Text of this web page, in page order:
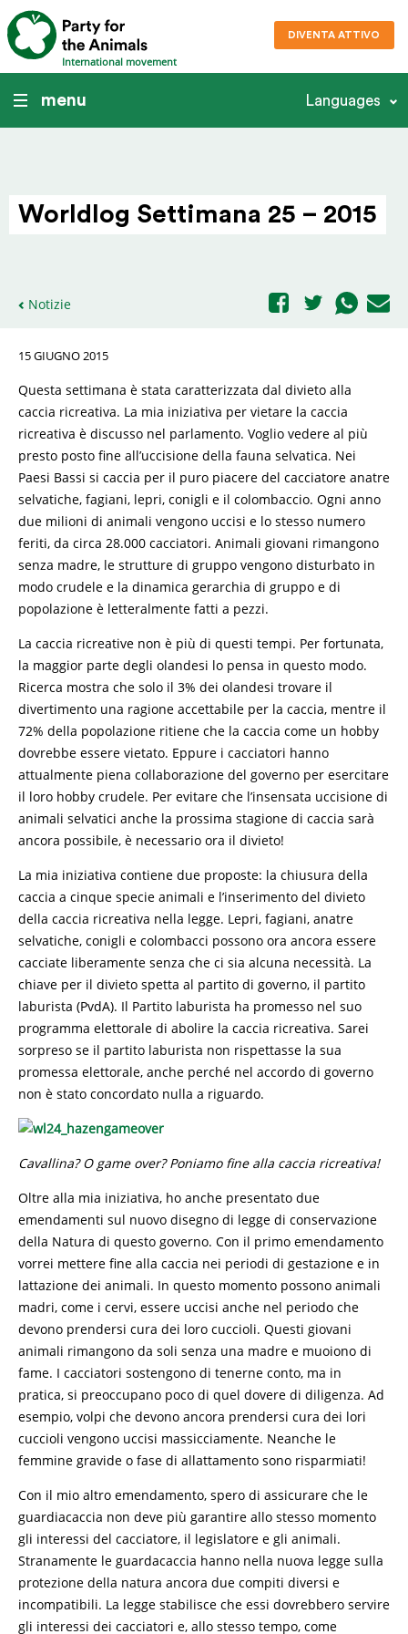
International movement
DIVENTA ATTIVO
menu Languages
Worldlog Settimana 25 – 2015
Notizie
15 GIUGNO 2015
Questa settimana è stata caratterizzata dal divieto alla
caccia ricreativa. La mia iniziativa per vietare la caccia
ricreativa è discusso nel parlamento. Voglio vedere al più
presto posto fine all’uccisione della fauna selvatica. Nei
Paesi Bassi si caccia per il puro piacere del cacciatore anatre
selvatiche, fagiani, lepri, conigli e il colombaccio. Ogni anno
due milioni di animali vengono uccisi e lo stesso numero
feriti, da circa 28.000 cacciatori. Animali giovani rimangono
senza madre, le strutture di gruppo vengono disturbato in
modo crudele e la dinamica gerarchia di gruppo e di
popolazione è letteralmente fatti a pezzi.
La caccia ricreative non è più di questi tempi. Per fortunata,
la maggior parte degli olandesi lo pensa in questo modo.
Ricerca mostra che solo il 3% dei olandesi trovare il
divertimento una ragione accettabile per la caccia, mentre il
72% della popolazione ritiene che la caccia come un hobby
dovrebbe essere vietato. Eppure i cacciatori hanno
attualmente piena collaborazione del governo per esercitare
il loro hobby crudele. Per evitare che l’insensata uccisione di
animali selvatici anche la prossima stagione di caccia sarà
ancora possibile, è necessario ora il divieto!
La mia iniziativa contiene due proposte: la chiusura della
caccia a cinque specie animali e l’inserimento del divieto
della caccia ricreativa nella legge. Lepri, fagiani, anatre
selvatiche, conigli e colombacci possono ora ancora essere
cacciate liberamente senza che ci sia alcuna necessità. La
chiave per il divieto spetta al partito di governo, il partito
laburista (PvdA). Il Partito laburista ha promesso nel suo
programma elettorale di abolire la caccia ricreativa. Sarei
sorpreso se il partito laburista non rispettasse la sua
promessa elettorale, anche perché nel accordo di governo
non è stato concordato nulla a riguardo.
Cavallina? O game over? Poniamo fine alla caccia ricreativa!
Oltre alla mia iniziativa, ho anche presentato due
emendamenti sul nuovo disegno di legge di conservazione
della Natura di questo governo. Con il primo emendamento
vorrei mettere fine alla caccia nei periodi di gestazione e in
lattazione dei animali. In questo momento possono animali
madri, come i cervi, essere uccisi anche nel periodo che
devono prendersi cura dei loro cuccioli. Questi giovani
animali rimangono da soli senza una madre e muoiono di
fame. I cacciatori sostengono di tenerne conto, ma in
pratica, si preoccupano poco di quel dovere di diligenza. Ad
esempio, volpi che devono ancora prendersi cura dei lori
cuccioli vengono uccisi massicciamente. Neanche le
femmine gravide o fase di allattamento sono risparmiati!
Con il mio altro emendamento, spero di assicurare che le
guardiacaccia non deve più garantire allo stesso momento
gli interessi del cacciatore, il legislatore e gli animali.
Stranamente le guardacaccia hanno nella nuova legge sulla
protezione della natura ancora due compiti diversi e
incompatibili. La legge stabilisce che essi dovrebbero servire
gli interessi dei cacciatori e, allo stesso tempo, come